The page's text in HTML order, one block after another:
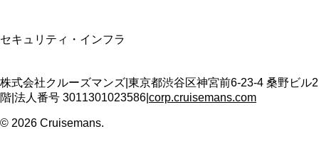
セキュリティ・インフラ
株式会社クルーズマンズ 東京都渋谷区神宮前6-23-4 桑野ビル2
階 法人番号 3011301023586 corp.cruisemans.com
© 2026 Cruisemans.